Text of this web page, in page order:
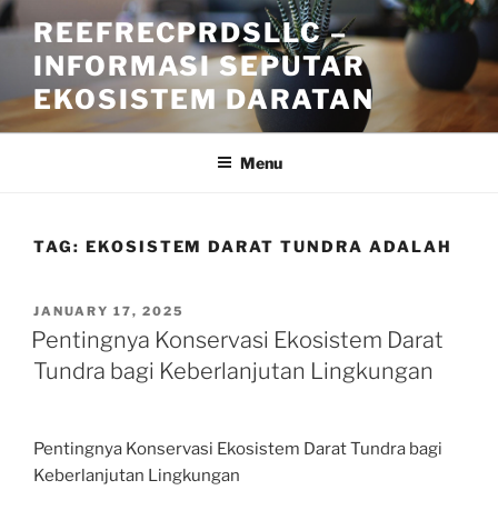
Skip
to
content
REEFRECPRDSLLC –
INFORMASI SEPUTAR
EKOSISTEM DARATAN
Menu
TAG: EKOSISTEM DARAT TUNDRA ADALAH
POSTED
ON
JANUARY 17, 2025
Pentingnya Konservasi Ekosistem Darat
Tundra bagi Keberlanjutan Lingkungan
Pentingnya Konservasi Ekosistem Darat Tundra bagi
Keberlanjutan Lingkungan